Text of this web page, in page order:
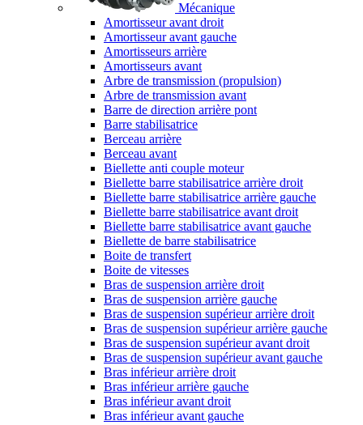
Mécanique
Amortisseur avant droit
Amortisseur avant gauche
Amortisseurs arrière
Amortisseurs avant
Arbre de transmission (propulsion)
Arbre de transmission avant
Barre de direction arrière pont
Barre stabilisatrice
Berceau arrière
Berceau avant
Biellette anti couple moteur
Biellette barre stabilisatrice arrière droit
Biellette barre stabilisatrice arrière gauche
Biellette barre stabilisatrice avant droit
Biellette barre stabilisatrice avant gauche
Biellette de barre stabilisatrice
Boite de transfert
Boite de vitesses
Bras de suspension arrière droit
Bras de suspension arrière gauche
Bras de suspension supérieur arrière droit
Bras de suspension supérieur arrière gauche
Bras de suspension supérieur avant droit
Bras de suspension supérieur avant gauche
Bras inférieur arrière droit
Bras inférieur arrière gauche
Bras inférieur avant droit
Bras inférieur avant gauche